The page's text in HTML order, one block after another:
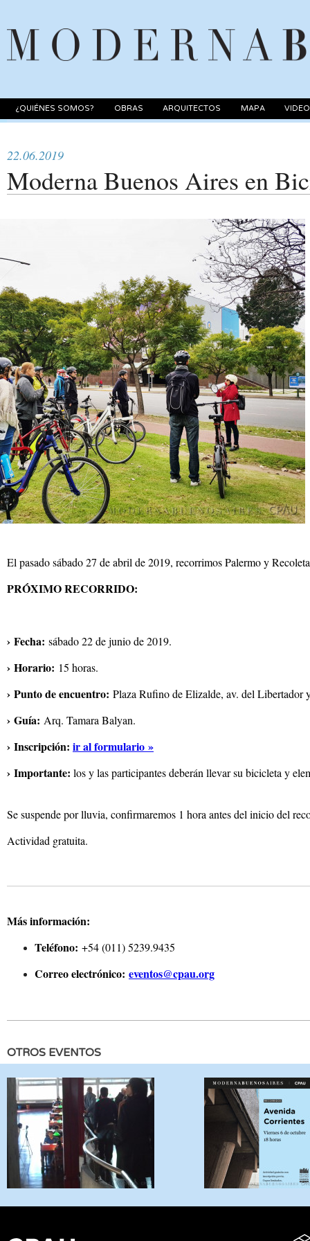
¿QUIÉNES SOMOS? OBRAS ARQUITECTOS MAPA
22.06.2019
Moderna Buenos Aires en
El pasado sábado 27 de abril de 2019, recorrimos Palermo y
PRÓXIMO RECORRIDO:
› Fecha: sábado 22 de junio de 2019.
› Horario: 15 horas.
› Punto de encuentro: Plaza Rufino de Elizalde, av. del Libertador
› Guía: Arq. Tamara Balyan.
› Inscripción: ir al formulario »
› Importante: los y las participantes deberán llevar su bicicleta y
Se suspende por lluvia, confirmaremos 1 hora antes del inicio del
​Actividad gratuita.
Más información:
Teléfono: +54 (011) 5239.9435
Correo electrónico: eventos@cpau.org
OTROS EVENTOS